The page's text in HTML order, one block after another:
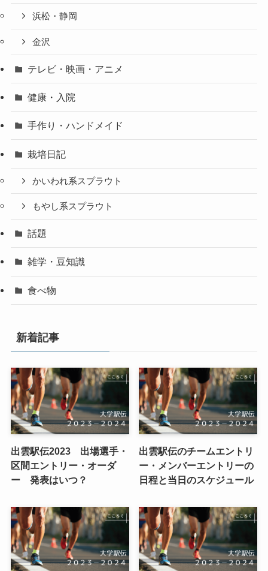
浜松・静岡
金沢
テレビ・映画・アニメ
健康・入院
手作り・ハンドメイド
栽培日記
かいわれ系スプラウト
もやし系スプラウト
話題
雑学・豆知識
食べ物
新着記事
出雲駅伝2023 出場選手・
区間エントリー・オーダ
ー 発表はいつ？
出雲駅伝のチームエントリ
ー・メンバーエントリーの
日程と当日のスケジュール